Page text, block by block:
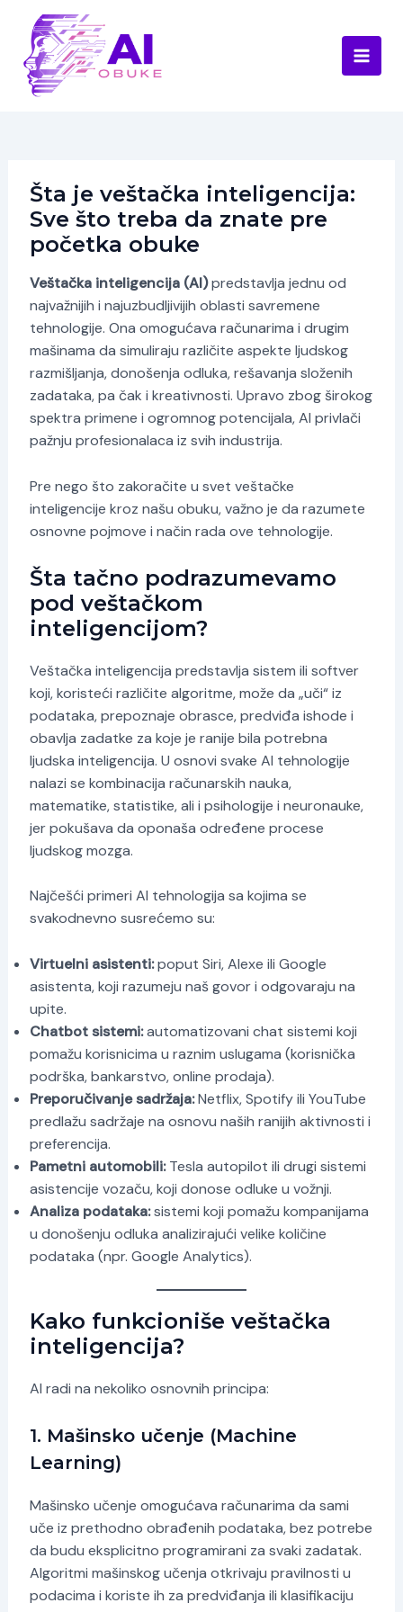
content
Main
Šta je veštačka inteligencija:
Sve što treba da znate pre
početka obuke
Veštačka inteligencija (AI)predstavlja jednu od
najvažnijih i najuzbudljivijih oblasti savremene
tehnologije. Ona omogućava računarima i drugim
mašinama da simuliraju različite aspekte ljudskog
razmišljanja, donošenja odluka, rešavanja složenih
zadataka, pa čak i kreativnosti. Upravo zbog širokog
spektra primene i ogromnog potencijala, AI privlači
pažnju profesionalaca iz svih industrija.
Pre nego što zakoračite u svet veštačke
inteligencije kroz našu obuku, važno je da razumete
osnovne pojmove i način rada ove tehnologije.
Šta tačno podrazumevamo
pod veštačkom
inteligencijom?
Veštačka inteligencija predstavlja sistem ili softver
koji, koristeći različite algoritme, može da „uči“ iz
podataka, prepoznaje obrasce, predviđa ishode i
obavlja zadatke za koje je ranije bila potrebna
ljudska inteligencija. U osnovi svake AI tehnologije
nalazi se kombinacija računarskih nauka,
matematike, statistike, ali i psihologije i neuronauke,
jer pokušava da oponaša određene procese
ljudskog mozga.
Najčešći primeri AI tehnologija sa kojima se
svakodnevno susrećemo su:
Virtuelni asistenti:poput Siri, Alexe ili Google
asistenta, koji razumeju naš govor i odgovaraju na
upite.
Chatbot sistemi:automatizovani chat sistemi koji
pomažu korisnicima u raznim uslugama (korisnička
podrška, bankarstvo, online prodaja).
Preporučivanje sadržaja:Netflix, Spotify ili YouTube
predlažu sadržaje na osnovu naših ranijih aktivnosti i
preferencija.
Pametni automobili:Tesla autopilot ili drugi sistemi
asistencije vozaču, koji donose odluke u vožnji.
Analiza podataka:sistemi koji pomažu kompanijama
u donošenju odluka analizirajući velike količine
podataka (npr. Google Analytics).
Kako funkcioniše veštačka
inteligencija?
AI radi na nekoliko osnovnih principa:
1. Mašinsko učenje (Machine
Learning)
Mašinsko učenje omogućava računarima da sami
uče iz prethodno obrađenih podataka, bez potrebe
da budu eksplicitno programirani za svaki zadatak.
Algoritmi mašinskog učenja otkrivaju pravilnosti u
podacima i koriste ih za predviđanja ili klasifikaciju